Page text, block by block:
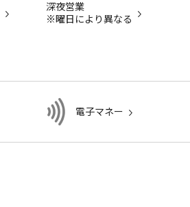
深夜営業
※曜日により異なる
電子マネー